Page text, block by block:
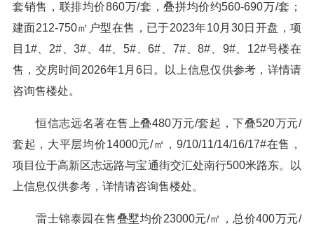
套销售，联排均价860万/套，叠拼均价约560-690万/套；
建面212-750㎡户型在售，已于2023年10月30日开盘，项
目1#、2#、3#、4#、5#、6#、7#、8#、9#、12#号楼在
售，交房时间2026年1月6日。以上信息仅供参考，详情请
咨询售楼处。
恒信志远名著在售上叠480万元/套起，下叠520万元/
套起，大平层均价14000元/㎡，9/10/11/14/16/17#在售，
项目位于高新区志远路与宝通街交汇处南行500米路东。以
上信息仅供参考，详情请咨询售楼处。
雷士锦泰园在售叠墅均价23000元/㎡，总价400万元/